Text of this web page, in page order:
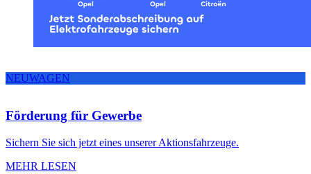
NEUWAGEN
Förderung für Gewerbe
Sichern Sie sich jetzt eines unserer Aktionsfahrzeuge.
MEHR LESEN